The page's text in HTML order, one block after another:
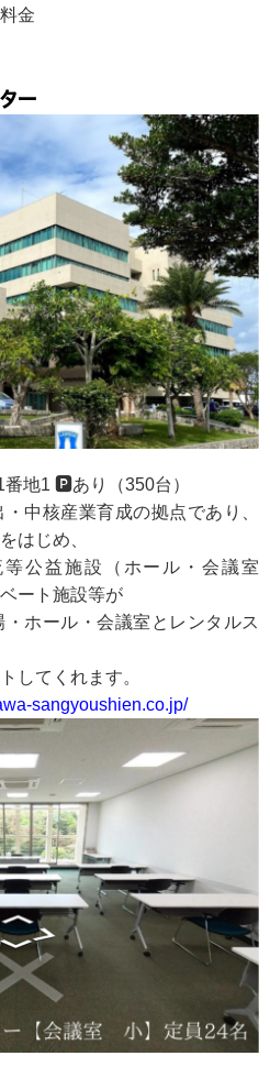
金
ー
地1 🅿️あり（350台）
中核産業育成の拠点であり、
はじめ、
公益施設（ホール・会議室
ート施設等が
ホール・会議室とレンタルス
してくれます。
sangyoushien.co.jp/